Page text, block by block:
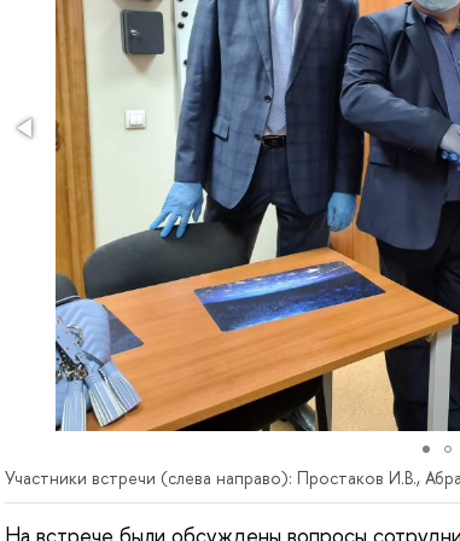
Участники встречи (слева направо): Простаков И.В.,